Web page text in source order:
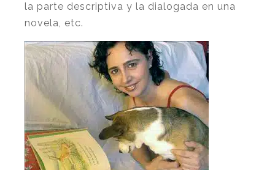
la parte descriptiva y la dialogada en una
novela, etc.